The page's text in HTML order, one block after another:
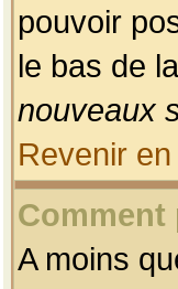
pouvoir
le bas de
nouveaux
Revenir
Comment
A moins